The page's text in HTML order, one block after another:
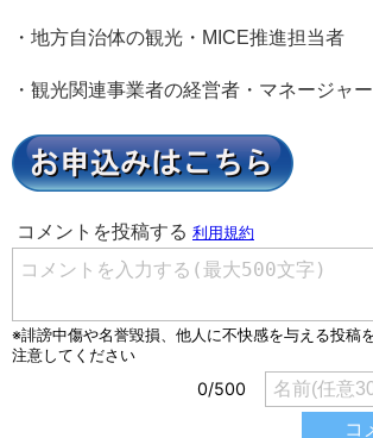
・地方自治体の観光・MICE推進担当者
・観光関連事業者の経営者・マネージャー